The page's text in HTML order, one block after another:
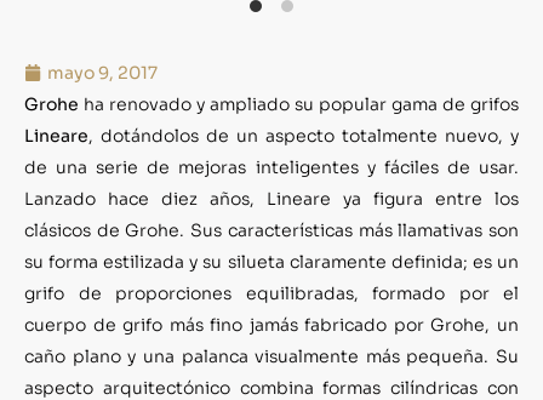
mayo 9, 2017
Grohe ha renovado y ampliado su popular gama de grifos
Lineare, dotándolos de un aspecto totalmente nuevo, y
de una serie de mejoras inteligentes y fáciles de usar.
Lanzado hace diez años, Lineare ya figura entre los
clásicos de Grohe. Sus características más llamativas son
su forma estilizada y su silueta claramente definida; es un
grifo de proporciones equilibradas, formado por el
cuerpo de grifo más fino jamás fabricado por Grohe, un
caño plano y una palanca visualmente más pequeña. Su
aspecto arquitectónico combina formas cilíndricas con